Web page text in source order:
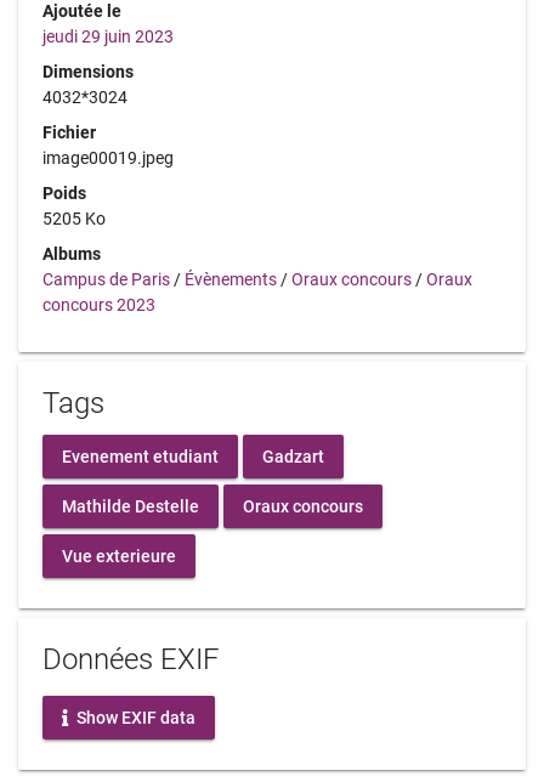
Ajoutée le
jeudi 29 juin 2023
Dimensions
4032*3024
Fichier
image00019.jpeg
Poids
5205 Ko
Albums
Campus de Paris / Évènements /Oraux concours /Oraux
concours 2023
Tags
Evenement etudiant Gadzart
Mathilde Destelle Oraux concours
Vue exterieure
Données EXIF
Show EXIF data